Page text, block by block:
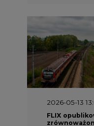
2026-05-13
FLIX